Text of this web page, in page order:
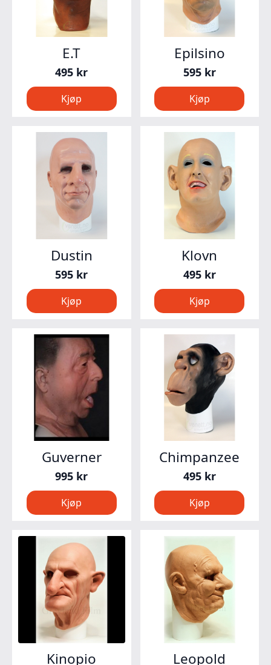
E.T
495 kr
Kjøp
Epilsino
595 kr
Kjøp
Dustin
595 kr
Kjøp
Klovn
495 kr
Kjøp
Guverner
995 kr
Kjøp
Chimpanzee
495 kr
Kjøp
Kinopio Leopold